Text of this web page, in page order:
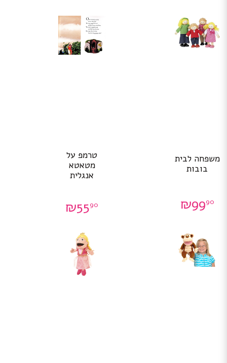
משפחה לבית
בובות
₪9990
טרמפ על
מטאטא
אנגלית
₪5590